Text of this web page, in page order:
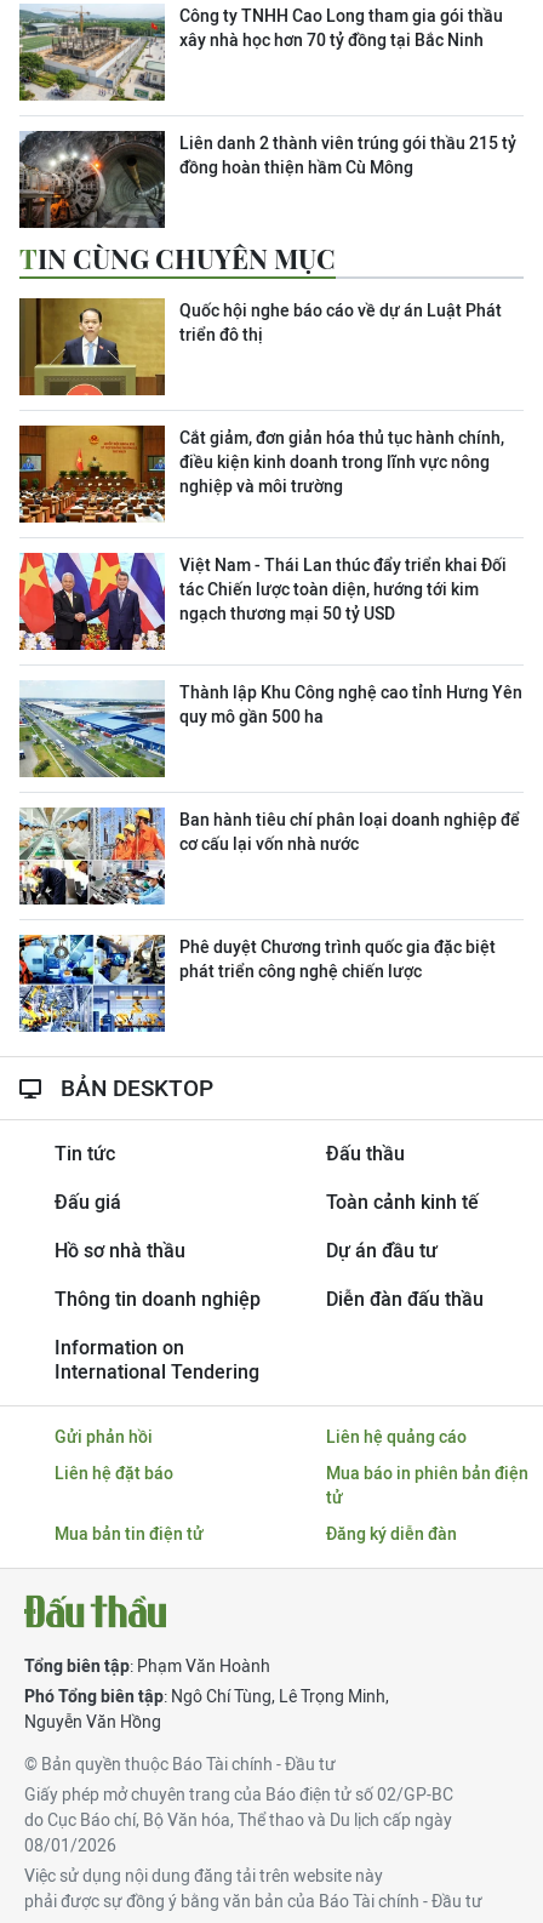
Công ty TNHH Cao Long tham gia gói thầu
xây nhà học hơn 70 tỷ đồng tại Bắc Ninh
Liên danh 2 thành viên trúng gói thầu 215 tỷ
đồng hoàn thiện hầm Cù Mông
TIN CÙNG CHUYÊN MỤC
Quốc hội nghe báo cáo về dự án Luật Phát
triển đô thị
Cắt giảm, đơn giản hóa thủ tục hành chính,
điều kiện kinh doanh trong lĩnh vực nông
nghiệp và môi trường
Việt Nam - Thái Lan thúc đẩy triển khai Đối
tác Chiến lược toàn diện, hướng tới kim
ngạch thương mại 50 tỷ USD
Thành lập Khu Công nghệ cao tỉnh Hưng Yên
quy mô gần 500 ha
Ban hành tiêu chí phân loại doanh nghiệp để
cơ cấu lại vốn nhà nước
Phê duyệt Chương trình quốc gia đặc biệt
phát triển công nghệ chiến lược
BẢN DESKTOP
Tin tức Đấu thầu
Đấu giá Toàn cảnh kinh tế
Hồ sơ nhà thầu Dự án đầu tư
Thông tin doanh nghiệp Diễn đàn đấu thầu
Information on
International Tendering
Gửi phản hồi
Liên hệ quảng cáo
Liên hệ đặt báo
Mua báo in phiên bản điện
tử
Mua bản tin điện tử
Đăng ký diễn đàn
Tổng biên tập: Phạm Văn Hoành
Phó Tổng biên tập: Ngô Chí Tùng, Lê Trọng Minh,
Nguyễn Văn Hồng
© Bản quyền thuộc Báo Tài chính - Đầu tư
Giấy phép mở chuyên trang của Báo điện tử số 02/GP-BC
do Cục Báo chí, Bộ Văn hóa, Thể thao và Du lịch cấp ngày
08/01/2026
Việc sử dụng nội dung đăng tải trên website này
phải được sự đồng ý bằng văn bản của Báo Tài chính - Đầu tư